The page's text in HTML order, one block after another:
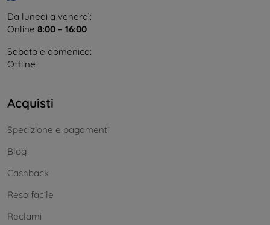
Da lunedì a venerdì:
Online 8:00 – 16:00
Sabato e domenica:
Offline
Acquisti
Spedizione e pagamenti
Blog
Cashback
Reso facile
Reclami